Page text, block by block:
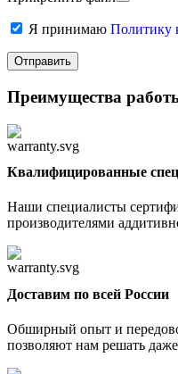
Я принимаю Политику
Преимущества
Квалифицированные
Наши специалисты
производителями
Доставим по всей России
Обширный опыт и
позволяют нам решать